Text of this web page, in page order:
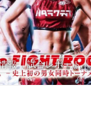
報 試合レポート